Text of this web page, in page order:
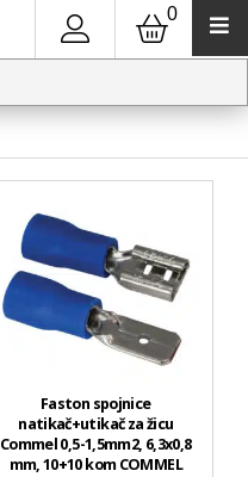
0
Faston spojnice
natikač+utikač za žicu
Commel 0,5-1,5mm2, 6,3x0,8
mm, 10+10 kom COMMEL